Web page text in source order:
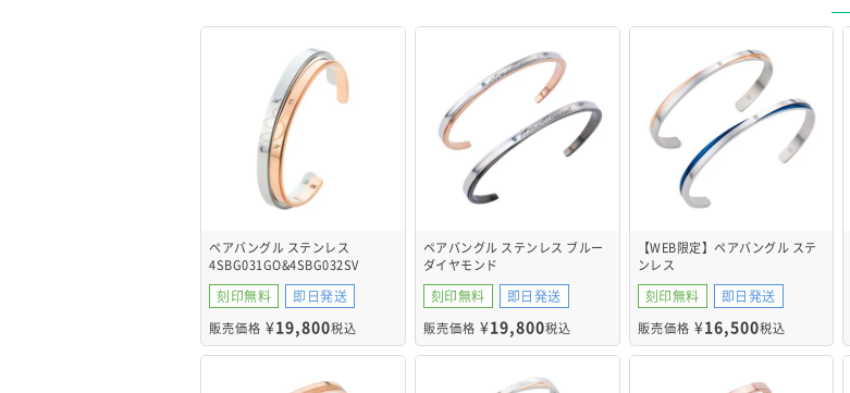
ペアバングル ステンレス
4SBG031GO&4SBG032SV
刻印無料 即日発送
販売価格 ¥19,800税込
ペアバングル ステンレス ブルー
ダイヤモンド
4SBG029GO&4SBG030BK
刻印無料 即日発送
販売価格 ¥19,800税込
【WEB限定】ペアバングル ステ
ンレス
4SBG023GO&4SBG023BL
刻印無料 即日発送
販売価格 ¥16,500税込